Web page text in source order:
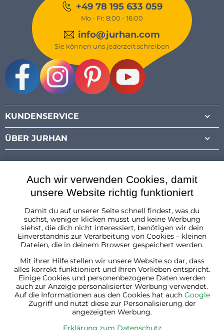
+49 78 195 633 059
Mo - Fr: 8:00 - 16:00
info@jurhan.com
Sie können uns jederzeit schreiben
KUNDENSERVICE
ÜBER JURHAN
Österreich
Auch wir verwenden Cookies, damit
unsere Website richtig funktioniert
Damit du auf unserer Seite schnell findest, was du
suchst, weniger klicken musst und keine Werbung
siehst, die dich nicht interessiert, benötigen wir dein
Einverständnis zur Verarbeitung von Cookies – kleinen
Dateien, die in deinem Browser gespeichert werden.
Mit ihrer Hilfe stellen wir unsere Website so dar, dass
alles korrekt funktioniert und Ihren Vorlieben entspricht.
Einige Cookies und personenbezogene Daten werden
auch zur Anzeige personalisierter Werbung verwendet.
Auf die Informationen aus den Cookies hat auch Google
Zugriff und nutzt diese zur Personalisierung der
angezeigten Werbung.
Erklärung zum Datenschutz